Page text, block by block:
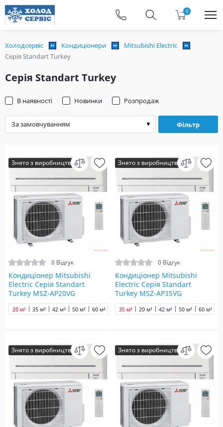
0
Холодсервіс Кондиціонери
Mitsubishi Electric
Серія Standart Turkey
Серія Standart Turkey
Фільтр
В наявності Новинки Розпродаж
Знято з виробництва
0 Відгук
Кондиціонер Mitsubishi
Electric Серія Standart
Turkey MSZ-AP20VG
20 м² 35 м² 42 м² 50 м² 60 м² 70 м²
Знято з виробництва
0 Відгук
Кондиціонер Mitsubishi
Electric Серія Standart
Turkey MSZ-AP35VG
20 м²
35 м² 42 м² 50 м² 60 м²
Знято з виробництва Знято з виробництва